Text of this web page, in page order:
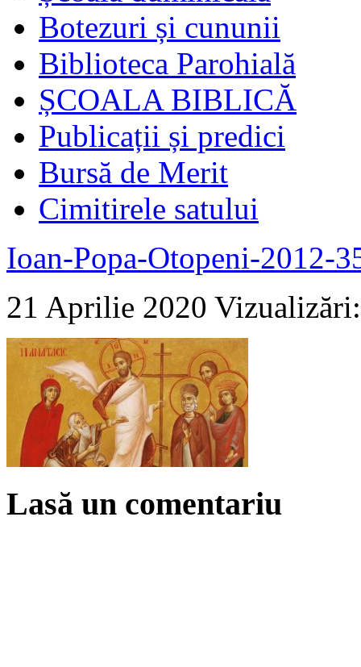
Botezuri și cununii
Biblioteca Parohială
ȘCOALA BIBLICĂ
Publicații și predici
Bursă de Merit
Cimitirele satului
Ioan-Popa-Otopeni-2012-
21 Aprilie 2020
Lasă un comentariu